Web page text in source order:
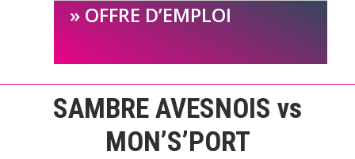
OFFRE D’EMPLOI
SAMBRE AVESNOIS vs
MON’S’PORT